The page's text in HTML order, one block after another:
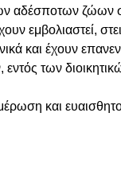
αδέσποτων ζώων
εμβολιαστεί,
και έχουν
εντός των
και